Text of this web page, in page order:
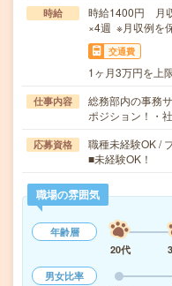
時給
時給1400円 月
×4週 ※月収例を
交通費
1ヶ月3万円を上
仕事内容
総務部内の事務
ポジション！・
応募資格
職種未経験OK /
■未経験OK！
職場の雰囲気
年齢層
20代
男女比率